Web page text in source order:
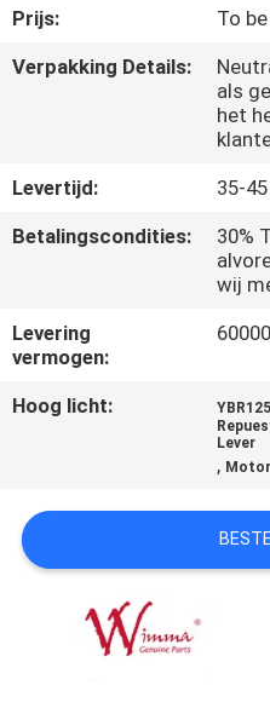
VRAAG
EEN
SITEMAP
PRIVACYBELEID
Prijs:
To
Verpakking Details:
als
het
Levertijd:
35-
Betalingscondities:
30%
wij
Levering
vermogen:
Hoog licht:
Lever
,